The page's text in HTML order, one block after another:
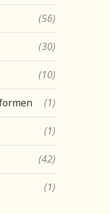
(56)
(30)
(10)
(1)
(1)
(42)
(1)